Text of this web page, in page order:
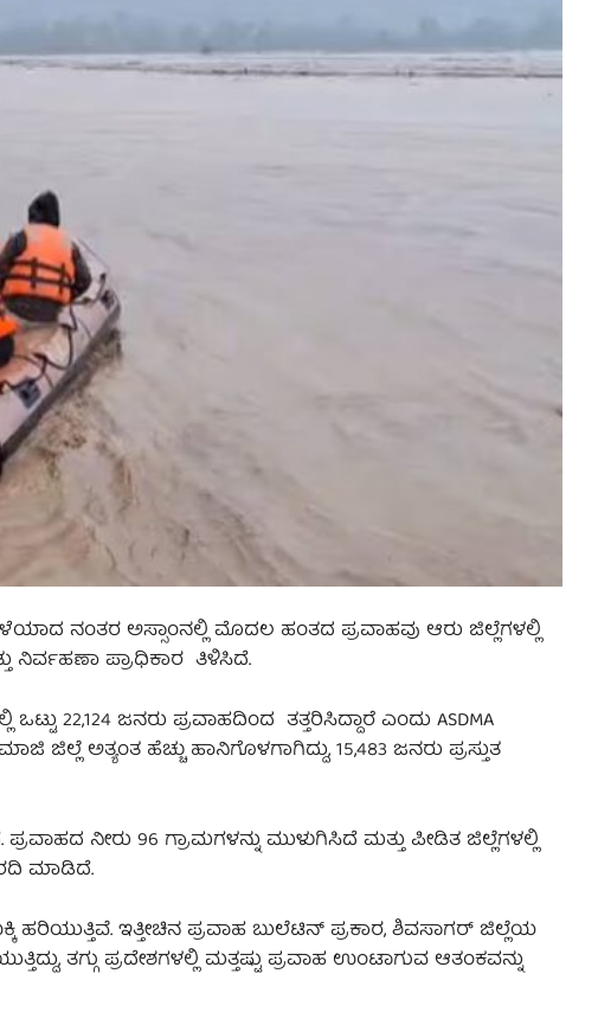
ನಂತರ ಅಸ್ಸಾಂನಲ್ಲಿ ಮೊದಲ ಹಂತದ ಪ್ರವಾಹವು ಆರು ಜಿಲ್ಲೆಗಳಲ್ಲಿ
ನಿರ್ವಹಣಾ ಪ್ರಾಧಿಕಾರ ತಿಳಿಸಿದೆ.
22,124 ಜನರು ಪ್ರವಾಹದಿಂದ ತತ್ತರಿಸಿದ್ದಾರೆ ಎಂದು ASDMA
ಅತ್ಯಂತ ಹೆಚ್ಚು ಹಾನಿಗೊಳಗಾಗಿದ್ದು, 15,483 ಜನರು ಪ್ರಸ್ತುತ
ನೀರು 96 ಗ್ರಾಮಗಳನ್ನು ಮುಳುಗಿಸಿದೆ ಮತ್ತು ಪೀಡಿತ ಜಿಲ್ಲೆಗಳಲ್ಲಿ
ಮಾಡಿದೆ.
ಇತ್ತೀಚಿನ ಪ್ರವಾಹ ಬುಲೆಟಿನ್ ಪ್ರಕಾರ, ಶಿವಸಾಗರ್ ಜಿಲ್ಲೆಯ
ತಗ್ಗು ಪ್ರದೇಶಗಳಲ್ಲಿ ಮತ್ತಷ್ಟು ಪ್ರವಾಹ ಉಂಟಾಗುವ ಆತಂಕವನ್ನು